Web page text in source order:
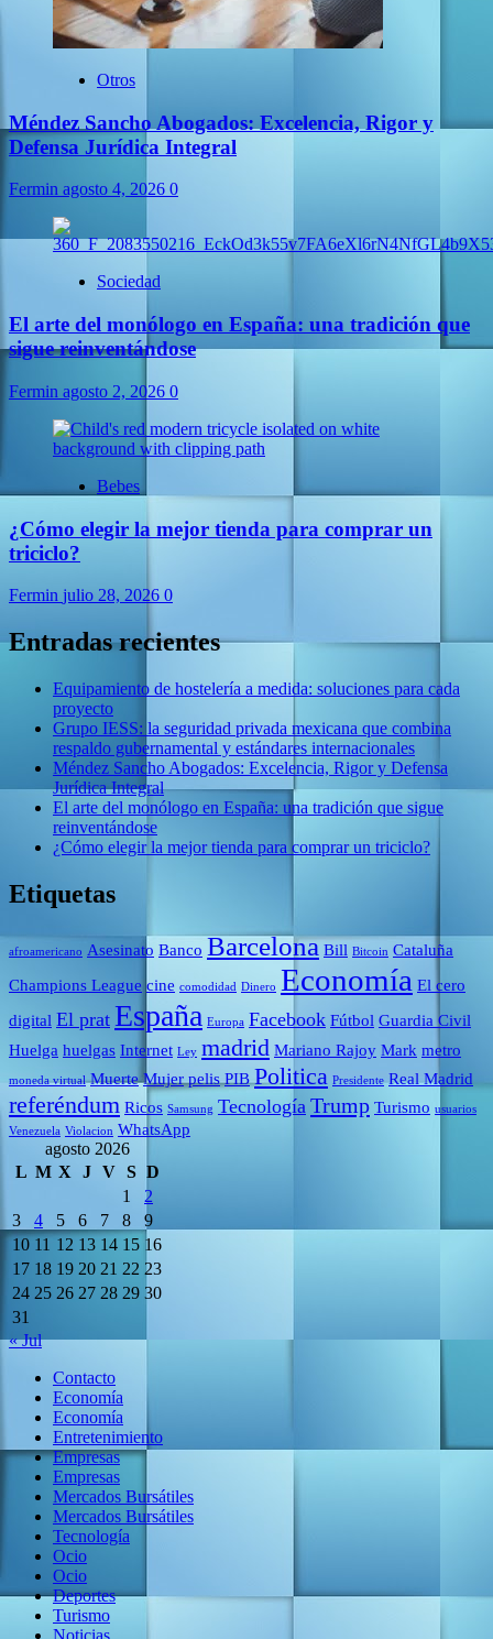
Otros
Méndez Sancho Abogados: Excelencia, Rigor y
Defensa Jurídica Integral
Fermin agosto 4, 2026 0
Sociedad
El arte del monólogo en España: una tradición que
sigue reinventándose
Fermin agosto 2, 2026 0
Bebes
¿Cómo elegir la mejor tienda para comprar un
triciclo?
Fermin julio 28, 2026 0
Entradas recientes
Equipamiento de hostelería a medida: soluciones para cada
proyecto
Grupo IESS: la seguridad privada mexicana que combina
respaldo gubernamental y estándares internacionales
Méndez Sancho Abogados: Excelencia, Rigor y Defensa
Jurídica Integral
El arte del monólogo en España: una tradición que sigue
reinventándose
¿Cómo elegir la mejor tienda para comprar un triciclo?
Etiquetas
afroamericano Asesinato Banco Barcelona Bill Bitcoin Cataluña
Champions League cine comodidad Dinero Economía El cero
digital El prat España Europa Facebook Fútbol Guardia Civil
Huelga huelgas Internet Ley madrid Mariano Rajoy Mark metro
moneda virtual Muerte Mujer pelis PIB Politica Presidente Real Madrid
referéndum Ricos Samsung Tecnología Trump Turismo usuarios
Venezuela Violacion WhatsApp
agosto 2026
L M X J V S D
1
2
3
4 5 6 7 8
9
10 11 12 13 14 15 16
17 18 19 20 21 22 23
24 25 26 27 28 29 30
31
« Jul
Contacto
Economía
Economía
Entretenimiento
Empresas
Empresas
Mercados Bursátiles
Mercados Bursátiles
Tecnología
Ocio
Ocio
Deportes
Turismo
Noticias